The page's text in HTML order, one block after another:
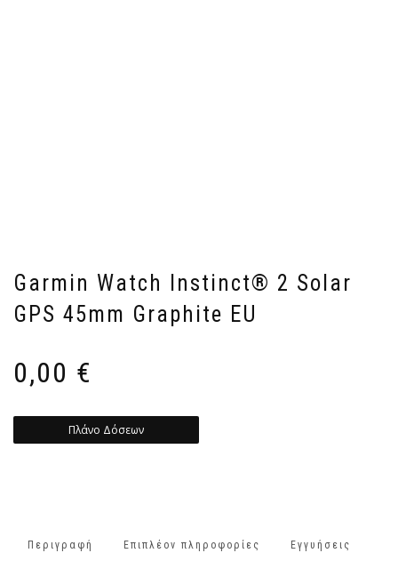
Garmin Watch Instinct® 2 Solar
GPS 45mm Graphite EU
0,00 €
Πλάνο Δόσεων
Περιγραφή Επιπλέον πληροφορίες Εγγυήσεις